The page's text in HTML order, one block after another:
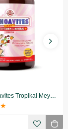
Solgar Kangavites Tropikal Meyve Aromalı 60 Tablet
★